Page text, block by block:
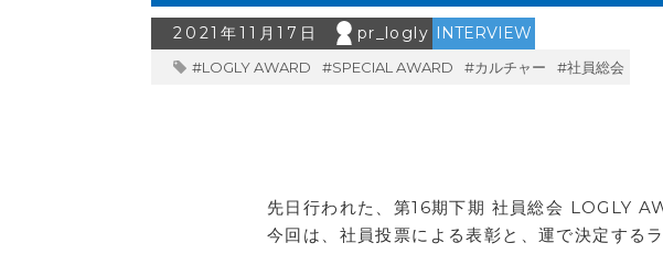
2021年11月17日 pr_logly INTERVIEW
#LOGLY AWARD #SPECIAL AWARD #カルチャー #社員総会
先日行われた、第16期下期 社員総会 LOGLY
今回は、社員投票による表彰と、運で決定する